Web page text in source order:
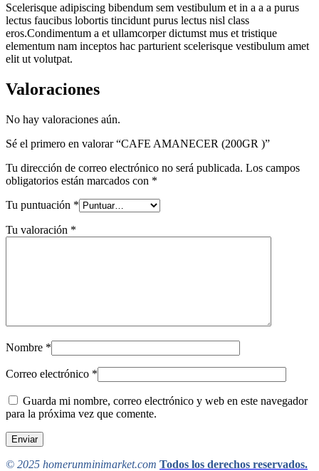
Scelerisque adipiscing bibendum sem vestibulum et in a a a purus
lectus faucibus lobortis tincidunt purus lectus nisl class
eros.Condimentum a et ullamcorper dictumst mus et tristique
elementum nam inceptos hac parturient scelerisque vestibulum amet
elit ut volutpat.
Valoraciones
No hay valoraciones aún.
Sé el primero en valorar “CAFE AMANECER (200GR )”
Tu dirección de correo electrónico no será publicada. Los campos
obligatorios están marcados con *
Tu puntuación *
Tu valoración *
Nombre *
Correo electrónico *
Guarda mi nombre, correo electrónico y web en este navegador
para la próxima vez que comente.
© 2025 homerunminimarket.com Todos los derechos reservados.